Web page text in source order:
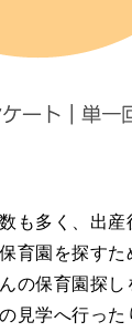
も多く、出
育園を探すた
の保育園探
見学へ行っ